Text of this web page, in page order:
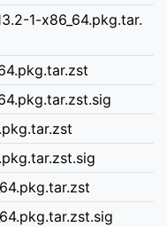
1-x86_64.pkg.tar.